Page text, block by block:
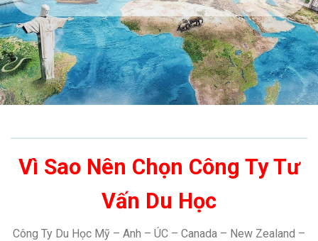
Vì Sao Nên Chọn Công Ty Tư
Vấn Du Học
Công Ty Du Học Mỹ – Anh – ÚC – Canada – New Zealand –